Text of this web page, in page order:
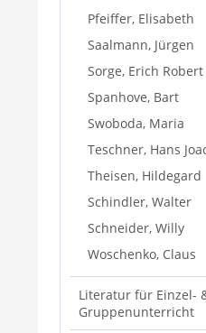
Pfeiffer, Elisabeth
Saalmann, Jürgen
Sorge, Erich Robert
Spanhove, Bart
Swoboda, Maria
Teschner, Hans
Theisen, Hildegard
Schindler, Walter
Schneider, Willy
Woschenko, Claus
Literatur für Einzel-
Gruppenunterricht